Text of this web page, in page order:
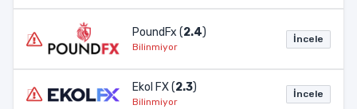
PoundFx (2.4)
Bilinmiyor
İncele
Ekol FX (2.3)
Bilinmiyor
İncele